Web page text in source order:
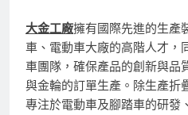
大金工廠擁有國際先進的生產
車、電動車大廠的高階人才，
車團隊，確保產品的創新與品
與金輪的訂單生產。除生產折
專注於電動車及腳踏車的研發